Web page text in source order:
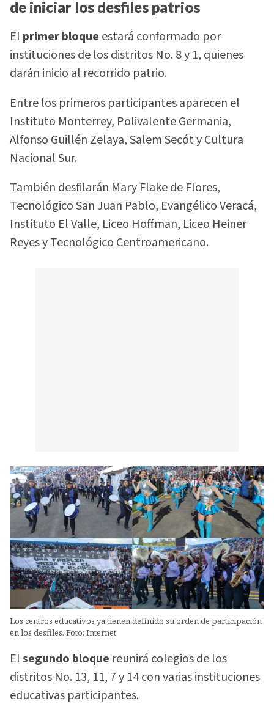
de iniciar los desfiles patrios
El primer bloque estará conformado por
instituciones de los distritos No. 8 y 1, quienes
darán inicio al recorrido patrio.
Entre los primeros participantes aparecen el
Instituto Monterrey, Polivalente Germania,
Alfonso Guillén Zelaya, Salem Secót y Cultura
Nacional Sur.
También desfilarán Mary Flake de Flores,
Tecnológico San Juan Pablo, Evangélico Veracá,
Instituto El Valle, Liceo Hoffman, Liceo Heiner
Reyes y Tecnológico Centroamericano.
Los centros educativos ya tienen definido su orden de participación
en los desfiles. Foto: Internet
Elsegundo bloque reunirá colegios de los
distritos No. 13, 11, 7 y 14 con varias instituciones
educativas participantes.